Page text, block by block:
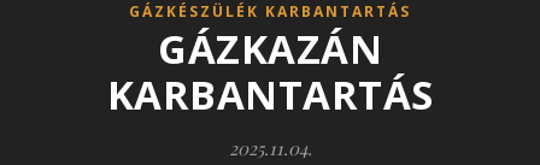
GÁZKÉSZÜLÉK KARBANTARTÁS
GÁZKAZÁN
KARBANTARTÁS
2025.11.04.